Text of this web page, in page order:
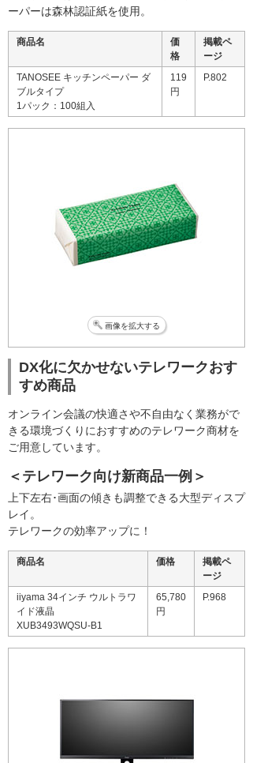
ーパーは森林認証紙を使用。
商品名
価
格
掲載ペ
ージ
TANOSEE キッチンペーパー ダ
ブルタイプ
1パック：100組入
119
円
P.802
画像を拡大する
DX化に欠かせないテレワークおす
すめ商品
オンライン会議の快適さや不自由なく業務がで
きる環境づくりにおすすめのテレワーク商材を
ご用意しています。
＜テレワーク向け新商品一例＞
上下左右･画面の傾きも調整できる大型ディスプ
レイ。
テレワークの効率アップに！
商品名 価格
掲載ペ
ージ
iiyama 34インチ ウルトラワ
イド液晶
XUB3493WQSU-B1
65,780
円
P.968